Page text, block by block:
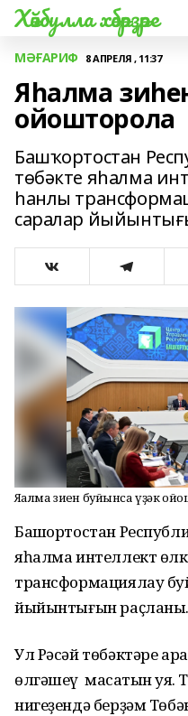
Хәйбулла хәбәрҙәре
МӘҒАРИФ 8 АПРЕЛЯ , 11:37
Яһалма
ойошторола
Башҡортостан
төбәкте яһалма
һанлы
саралар
Яһалма зиһен буйынса үҙәк
Башҡортостан
яһалма интеллект
трансформациялау
йыйынтығын раҫланы.
Ул Рәсәй төбәктәре
өлгәшеү маҡсатын ҡуя.
нигеҙендә берҙәм